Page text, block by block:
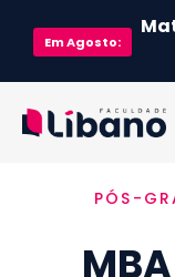
EmAgosto:
Ementa
Como funciona
PÓS-